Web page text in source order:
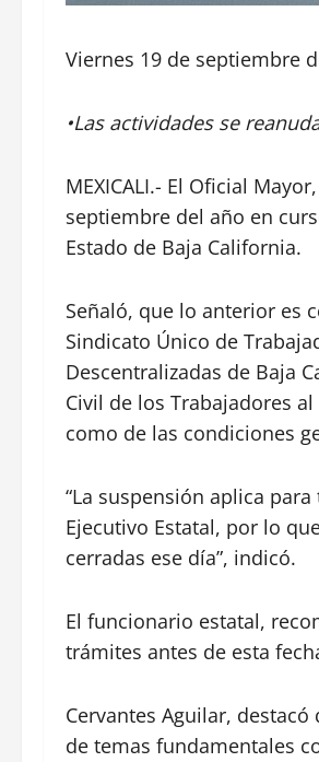
Viernes 19 de septiembre
•Las actividades se
MEXICALI.- El Oficial
septiembre del año en
Estado de Baja California.
Señaló, que lo anterior es
Sindicato Único de
Descentralizadas de Baja
Civil de los Trabajadores
como de las condiciones
“La suspensión aplica
Ejecutivo Estatal, por lo
cerradas ese día”, indicó.
El funcionario estatal,
trámites antes de esta
Cervantes Aguilar,
de temas fundamentales